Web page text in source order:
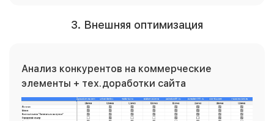
3. Внешняя оптимизация
Анализ конкурентов на коммерческие
элементы + тех.доработки сайта